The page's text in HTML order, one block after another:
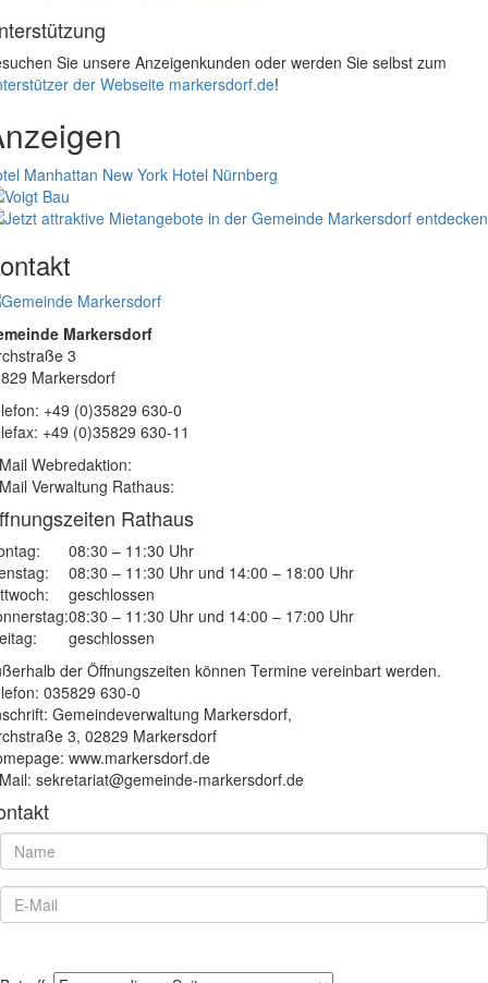
Sie unsere Anzeigenkunden oder werden Sie selbst zum
der Webseite markersdorf.de!
Manhattan New York Hotel Nürnberg
Markersdorf
3
Markersdorf
+49 (0)35829 630-0
+49 (0)35829 630-11
Webredaktion:
Verwaltung Rathaus:
Rathaus
08:30 – 11:30 Uhr
08:30 – 11:30 Uhr und 14:00 – 18:00 Uhr
geschlossen
08:30 – 11:30 Uhr und 14:00 – 17:00 Uhr
geschlossen
der Öffnungszeiten können Termine vereinbart werden.
035829 630-0
Gemeindeverwaltung Markersdorf,
3, 02829 Markersdorf
www.markersdorf.de
sekretariat@gemeinde-markersdorf.de